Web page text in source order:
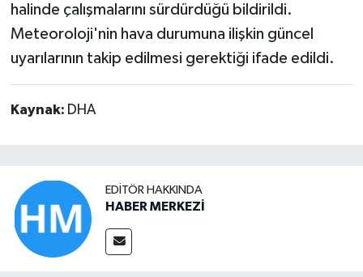
halinde çalışmalarını sürdürdüğü bildirildi.
Meteoroloji'nin hava durumuna ilişkin güncel
uyarılarının takip edilmesi gerektiği ifade edildi.
Kaynak: DHA
EDITÖR HAKKINDA
HABER MERKEZİ